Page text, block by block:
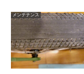
メンテナンス